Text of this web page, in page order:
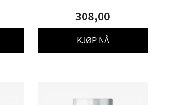
308,00
KJØP NÅ